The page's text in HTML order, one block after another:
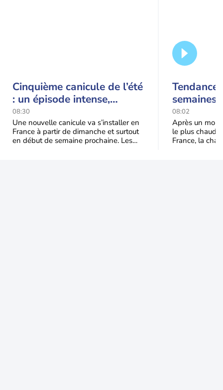
Cinquième canicule de l’été
: un épisode intense,
durable et étendu la
semaine prochaine
08:30
Une nouvelle canicule va s’installer en
France à partir de dimanche et surtout
en début de semaine prochaine. Les
Tendance
semaines
septembre
08:02
Après un
le plus chaud
France, la